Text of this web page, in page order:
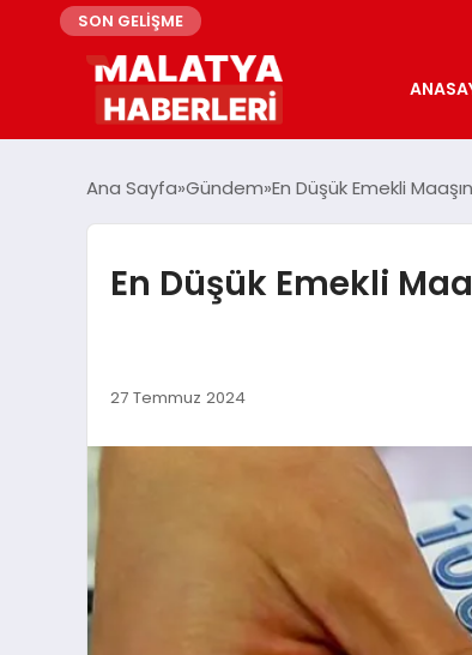
SON GELİŞME
Ana Sayfa Gündem En Düşük Emekli
En Düşük Emekli
27 Temmuz 2024